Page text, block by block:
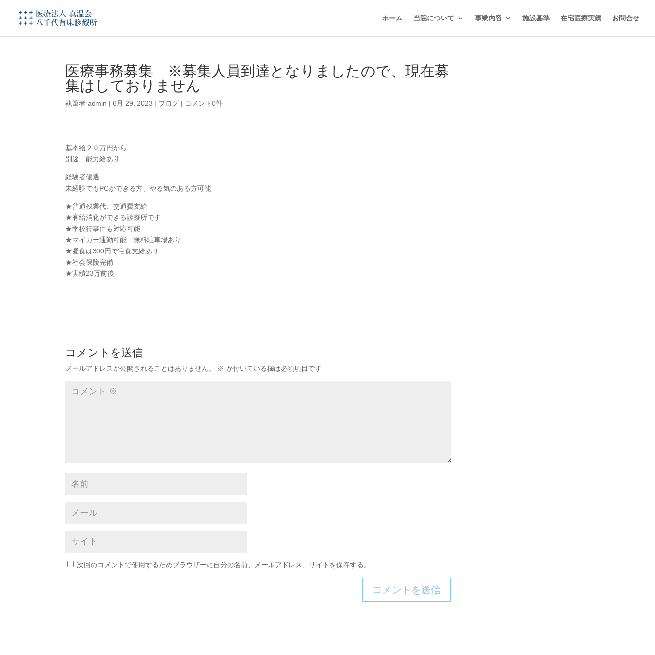
ホーム 当院について 事業内容 施設基準 在宅医療実績 お問合せ
医療事務募集 ※募集人員到達となりましたので、現在募
集はしておりません
執筆者admin |6月 29, 2023 | ブログ | コメント0件
基本給２０万円から
別途 能力給あり
経験者優遇
未経験でもPCができる方、やる気のある方可能
★普通残業代、交通費支給
★有給消化ができる診療所です
★学校行事にも対応可能
★マイカー通勤可能 無料駐車場あり
★昼食は300円で宅食支給あり
★社会保険完備
★実績23万前後
コメントを送信
メールアドレスが公開されることはありません。 ※ が付いている欄は必須項目です
次回のコメントで使用するためブラウザーに自分の名前、メールアドレス、サイトを保存する。